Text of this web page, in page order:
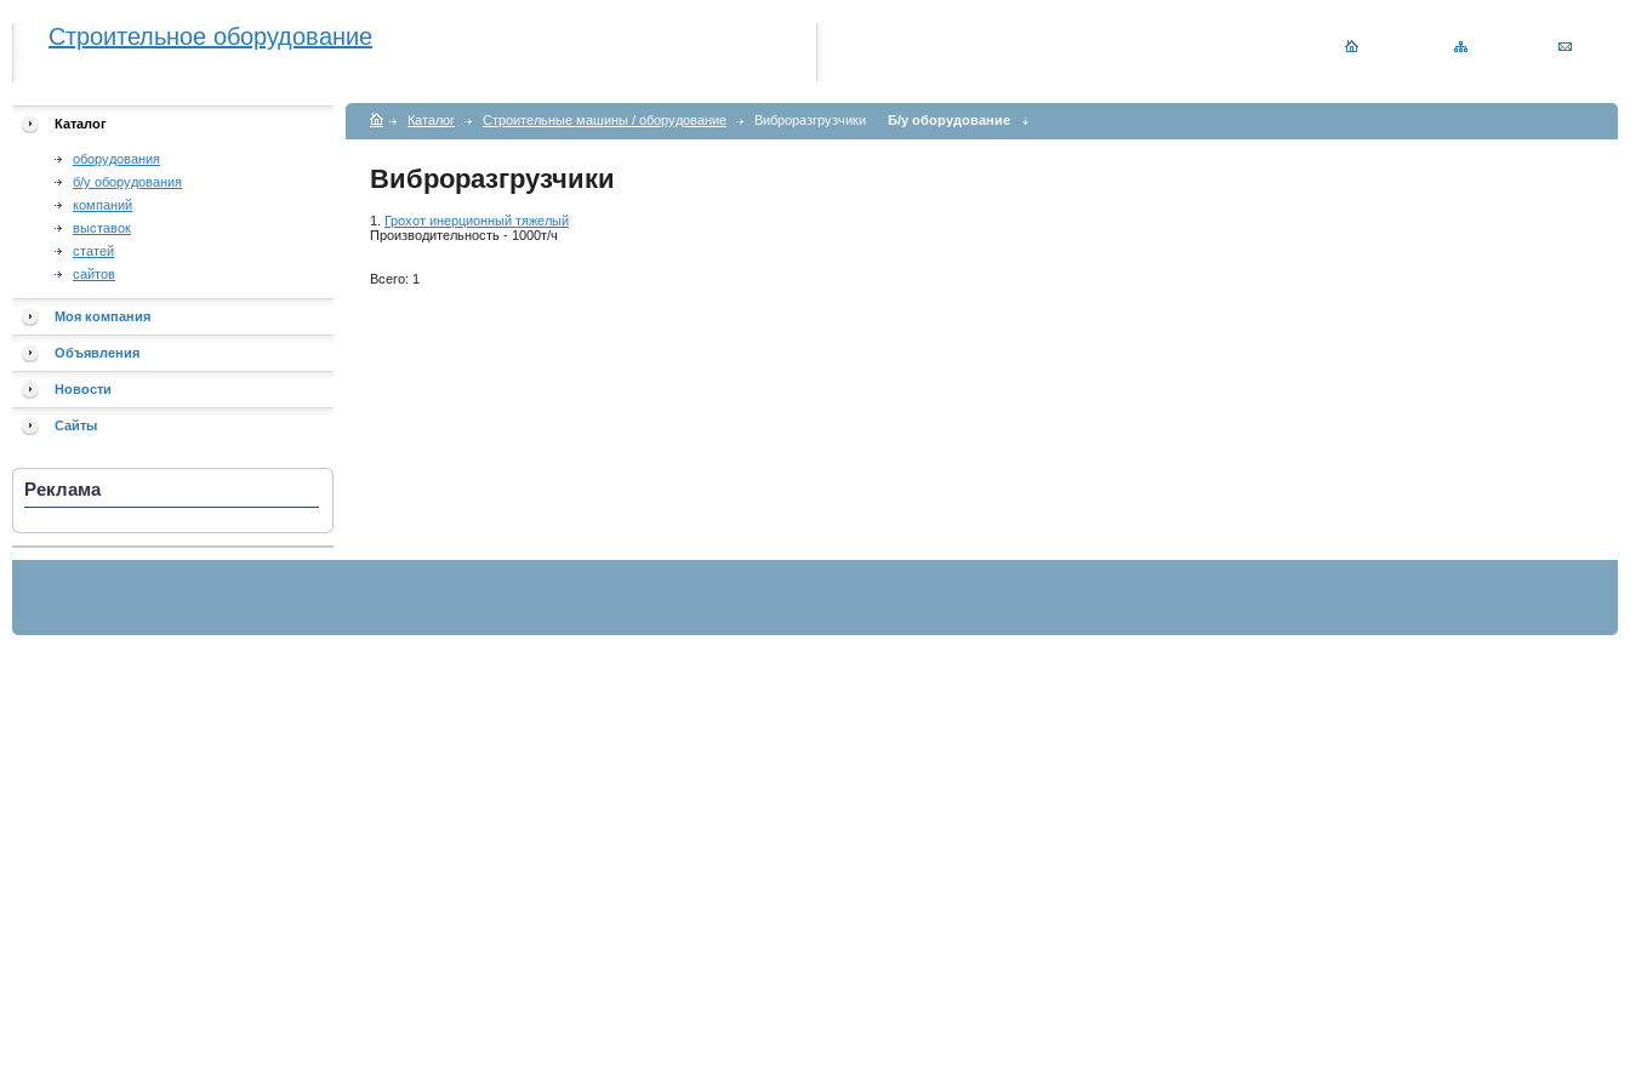
Строительное оборудование
Каталог
оборудования
б/у оборудования
компаний
выставок
статей
сайтов
Моя компания
Объявления
Новости
Сайты
Реклама
Каталог Строительные машины / оборудование Виброразгрузчики Б/у оборудование
Виброразгрузчики
1. Грохот инерционный тяжелый
Производительность - 1000т/ч
Всего: 1